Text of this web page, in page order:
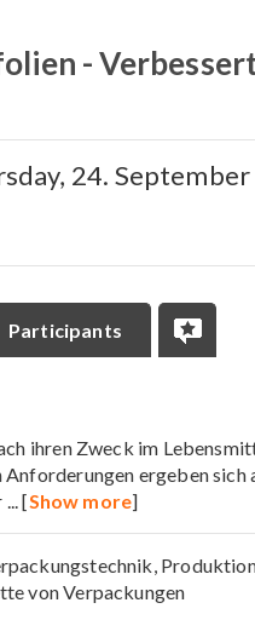
-
24.
Participants
ihren Zweck im
ergeben sich
... [Show more]
von Verpackungen